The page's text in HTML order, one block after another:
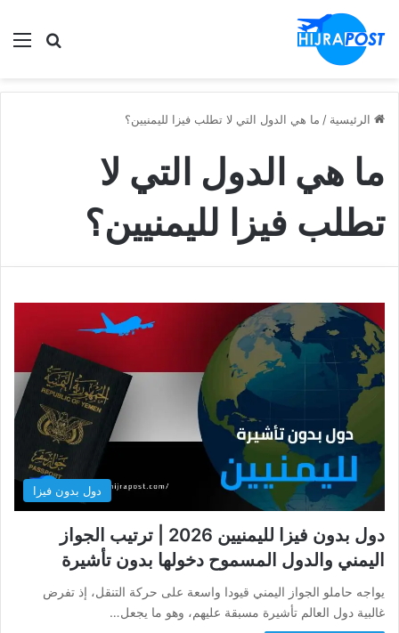
ابحث
الرئيسية / ما هي الدول التي لا تطلب فيزا لليمنيين؟
ما هي الدول التي لا
تطلب فيزا لليمنيين؟
دول بدون فيزا
دول بدون فيزا لليمنيين 2026 | ترتيب الجواز
اليمني والدول المسموح دخولها بدون تأشيرة
يواجه حاملو الجواز اليمني قيودا واسعة على حركة التنقل، إذ تفرض
غالبية دول العالم تأشيرة مسبقة عليهم، وهو ما يجعل…